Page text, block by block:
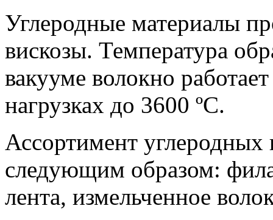
Углеродные материалы
вискозы. Температура
вакууме волокно
нагрузках до 3600 ºC.
Ассортимент углеродных
следующим образом:
лента, измельченное